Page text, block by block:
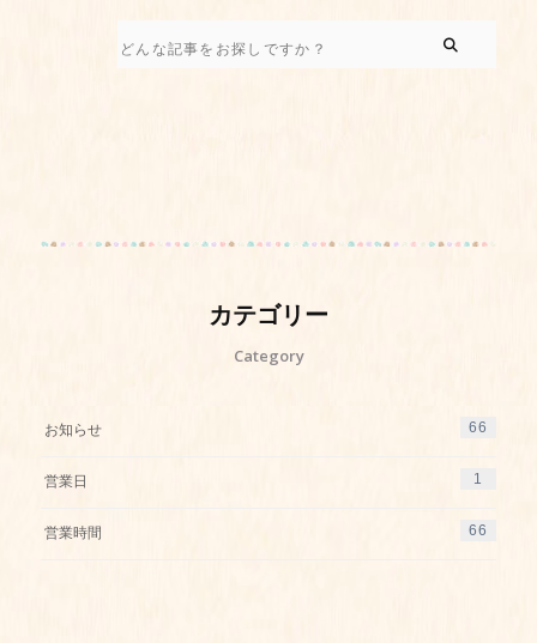
カテゴリー
Category
お知らせ 66
営業日 1
営業時間 66